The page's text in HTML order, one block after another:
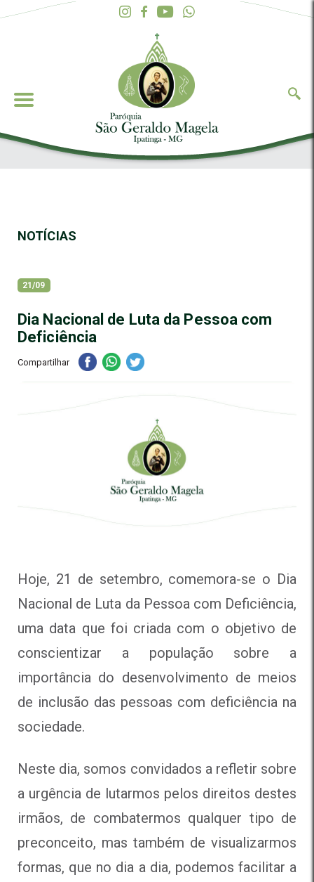
NOTÍCIAS
21/09
Dia Nacional de Luta da Pessoa com
Deficiência
Compartilhar
Hoje, 21 de setembro, comemora-se o Dia
Nacional de Luta da Pessoa com Deficiência,
uma data que foi criada com o objetivo de
conscientizar a população sobre a
importância do desenvolvimento de meios
de inclusão das pessoas com deficiência na
sociedade.
Neste dia, somos convidados a refletir sobre
a urgência de lutarmos pelos direitos destes
irmãos, de combatermos qualquer tipo de
preconceito, mas também de visualizarmos
formas, que no dia a dia, podemos facilitar a